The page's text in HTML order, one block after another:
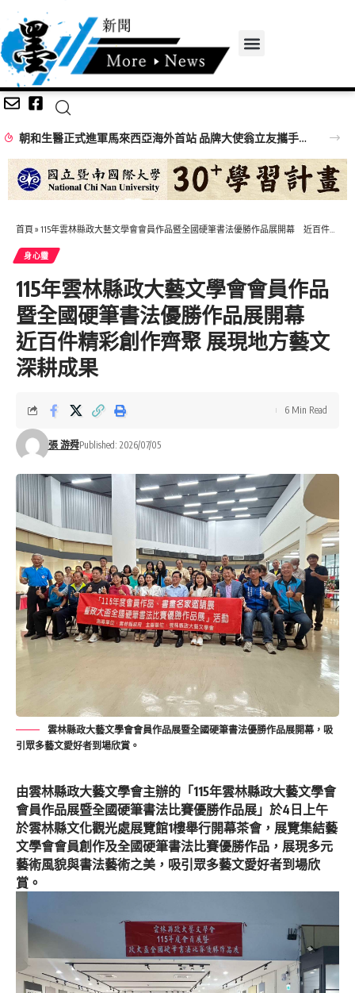
朝和生醫正式進軍馬來西亞海外首站 品牌大使翁立友攜手推廣大健康概念
首頁 » 115年雲林縣政大藝文學會會員作品暨全國硬筆書法優勝作品展開幕 近百件精彩創作齊聚 展現地方藝文深耕成果
身心𩆜
115年雲林縣政大藝文學會會員作品
暨全國硬筆書法優勝作品展開幕
近百件精彩創作齊聚 展現地方藝文
深耕成果
張 游舜Published: 2026/07/05
6 Min Read
雲林縣政大藝文學會會員作品展暨全國硬筆書法優勝作品展開幕，吸
引眾多藝文愛好者到場欣賞。
由雲林縣政大藝文學會主辦的「115年雲林縣政大藝文學會
會員作品展暨全國硬筆書法比賽優勝作品展」於4日上午
於雲林縣文化觀光處展覽館1樓舉行開幕茶會，展覽集結藝
文學會會員創作及全國硬筆書法比賽優勝作品，展現多元
藝術風貌與書法藝術之美，吸引眾多藝文愛好者到場欣
賞。